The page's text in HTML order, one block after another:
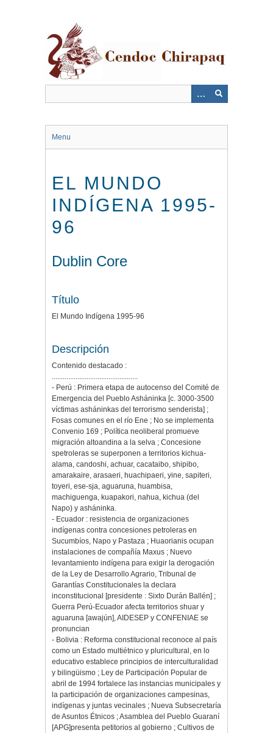
Menu
EL MUNDO
INDÍGENA 1995-
96
Dublin Core
Título
El Mundo Indígena 1995-96
Descripción
Contenido destacado :
...............................................
- Perú : Primera etapa de autocenso del Comité de
Emergencia del Pueblo Asháninka [c. 3000-3500
víctimas asháninkas del terrorismo senderista] ;
Fosas comunes en el río Ene ; No se implementa
Convenio 169 ; Política neoliberal promueve
migración altoandina a la selva ; Concesione
spetroleras se superponen a territorios kichua-
alama, candoshi, achuar, cacataibo, shipibo,
amarakaire, arasaeri, huachipaeri, yine, sapiteri,
toyeri, ese-sja, aguaruna, huambisa,
machiguenga, kuapakori, nahua, kichua (del
Napo) y asháninka.
- Ecuador : resistencia de organizaciones
indígenas contra concesiones petroleras en
Sucumbíos, Napo y Pastaza ; Huaorianis ocupan
instalaciones de compañía Maxus ; Nuevo
levantamiento indígena para exigir la derogación
de la Ley de Desarrollo Agrario, Tribunal de
Garantías Constitucionales la declara
inconstitucional [presidente : Sixto Durán Ballén] ;
Guerra Perú-Ecuador afecta territorios shuar y
aguaruna [awajún], AIDESEP y CONFENIAE se
pronuncian
- Bolivia : Reforma constitucional reconoce al país
como un Estado multiétnico y pluricultural, en lo
educativo establece principios de interculturalidad
y bilingüismo ; Ley de Participación Popular de
abril de 1994 fortalece las instancias municipales y
la participación de organizaciones campesinas,
indígenas y juntas vecinales ; Nueva Subsecretaría
de Asuntos Étnicos ; Asamblea del Pueblo Guaraní
[APG]presenta petitorios al gobierno ; Cultivos de